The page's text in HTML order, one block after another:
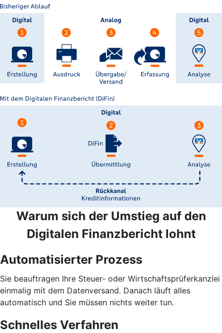
Warum sich der Umstieg auf den
Digitalen Finanzbericht lohnt
Automatisierter Prozess
Sie beauftragen Ihre Steuer- oder Wirtschaftsprüferkanzlei
einmalig mit dem Datenversand. Danach läuft alles
automatisch und Sie müssen nichts weiter tun.
Schnelles Verfahren